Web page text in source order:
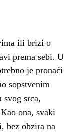
ili brizi o
prema sebi. U
je pronaći
sopstvenim
svog srca,
ona, svaki
bez obzira na